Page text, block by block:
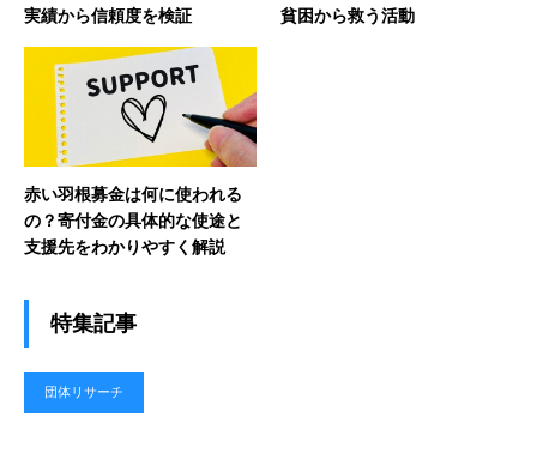
実績から信頼度を検証
貧困から救う活動
赤い羽根募金は何に使われる
の？寄付金の具体的な使途と
支援先をわかりやすく解説
特集記事
団体リサーチ